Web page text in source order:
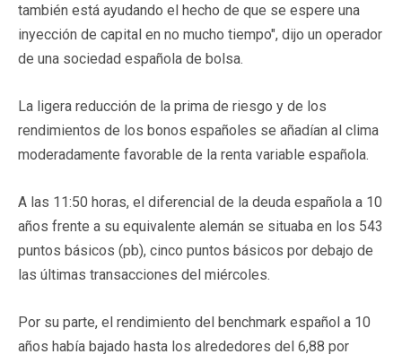
también está ayudando el hecho de que se espere una
inyección de capital en no mucho tiempo", dijo un operador
de una sociedad española de bolsa.
La ligera reducción de la prima de riesgo y de los
rendimientos de los bonos españoles se añadían al clima
moderadamente favorable de la renta variable española.
A las 11:50 horas, el diferencial de la deuda española a 10
años frente a su equivalente alemán se situaba en los 543
puntos básicos (pb), cinco puntos básicos por debajo de
las últimas transacciones del miércoles.
Por su parte, el rendimiento del benchmark español a 10
años había bajado hasta los alrededores del 6,88 por